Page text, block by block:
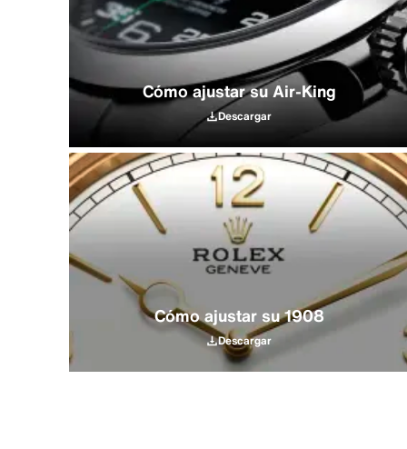
Cómo ajustar su Air‑King
Descargar
Cómo ajustar su 1908
Descargar